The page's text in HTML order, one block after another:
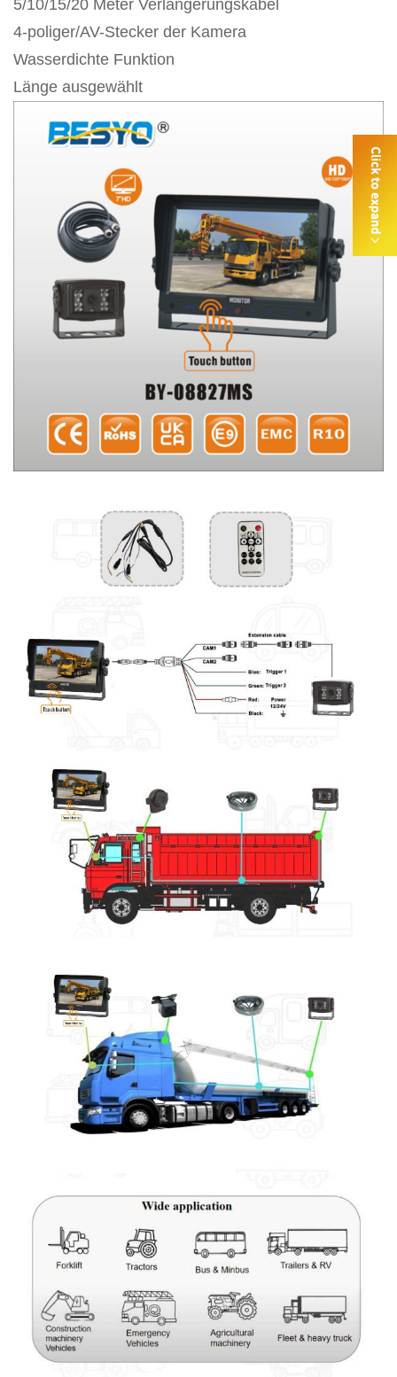
5/10/15/20 Meter Verlängerungskabel
4-poliger/AV-Stecker der Kamera
Wasserdichte Funktion
Länge ausgewählt